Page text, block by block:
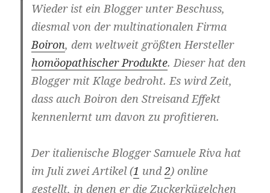
Wieder ist ein Blogger unter Beschuss,
diesmal von der multinationalen Firma
Boiron, dem weltweit größten Hersteller
homöopathischer Produkte. Dieser hat den
Blogger mit Klage bedroht. Es wird Zeit,
dass auch Boiron den Streisand Effekt
kennenlernt um davon zu profitieren.
Der italienische Blogger Samuele Riva hat
im Juli zwei Artikel (1 und2) online
gestellt, in denen er die Zuckerkügelchen